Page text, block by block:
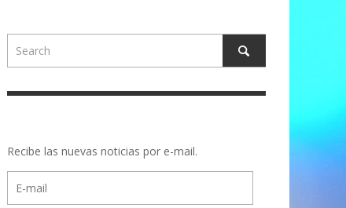
Recibe las nuevas noticias por e-mail.
mail